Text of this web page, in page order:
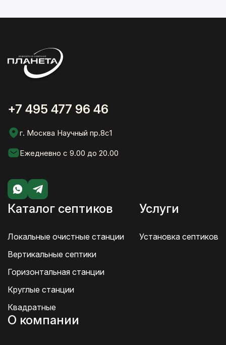
+7 495 477 96 46
г. Москва Научный пр.8с1
Ежедневно с 9.00 до 20.00
Каталог септиков
Локальные очистные станции
Вертикальные септики
Горизонтальная станции
Круглые станции
Квадратные
Услуги
Установка септиков
О компании